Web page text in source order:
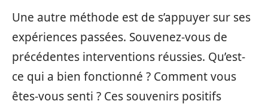
Une autre méthode est de s’appuyer sur ses
expériences passées. Souvenez-vous de
précédentes interventions réussies. Qu’est-
ce qui a bien fonctionné ? Comment vous
êtes-vous senti ? Ces souvenirs positifs